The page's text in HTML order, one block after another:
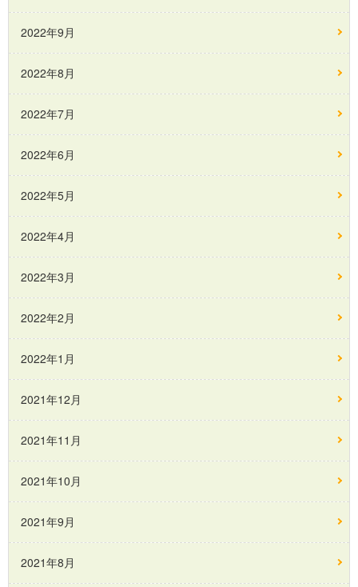
2022年9月
2022年8月
2022年7月
2022年6月
2022年5月
2022年4月
2022年3月
2022年2月
2022年1月
2021年12月
2021年11月
2021年10月
2021年9月
2021年8月